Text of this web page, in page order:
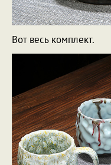
Вот весь комплект.